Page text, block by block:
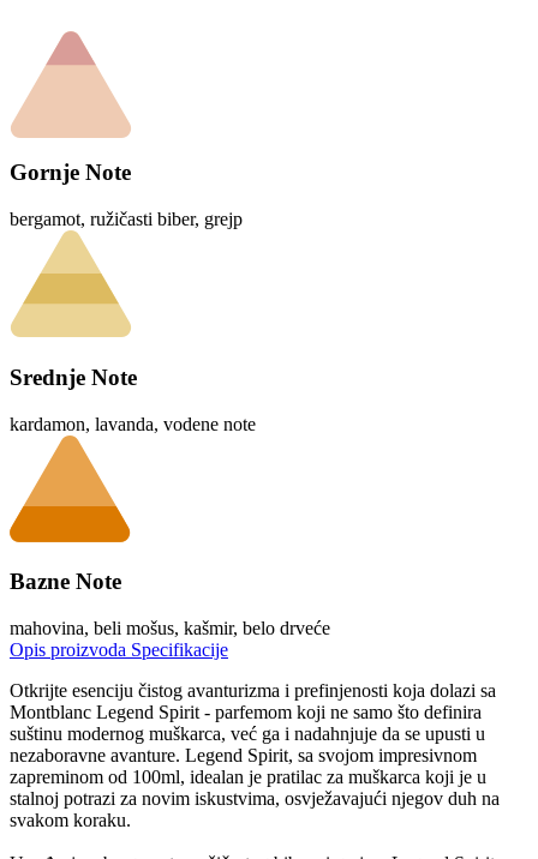
Gornje Note
bergamot, ružičasti biber, grejp
Srednje Note
kardamon, lavanda, vodene note
Bazne Note
mahovina, beli mošus, kašmir, belo drveće
Opis proizvoda Specifikacije
Otkrijte esenciju čistog avanturizma i prefinjenosti koja dolazi sa
Montblanc Legend Spirit - parfemom koji ne samo što definira
suštinu modernog muškarca, već ga i nadahnjuje da se upusti u
nezaboravne avanture. Legend Spirit, sa svojom impresivnom
zapreminom od 100ml, idealan je pratilac za muškarca koji je u
stalnoj potrazi za novim iskustvima, osvježavajući njegov duh na
svakom koraku.